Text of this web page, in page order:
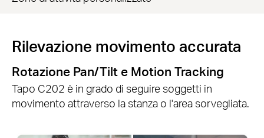
Rilevazione movimento accurata
Rotazione Pan/Tilt e Motion Tracking
Tapo C202 è in grado di seguire soggetti in
movimento attraverso la stanza o l'area sorvegliata.